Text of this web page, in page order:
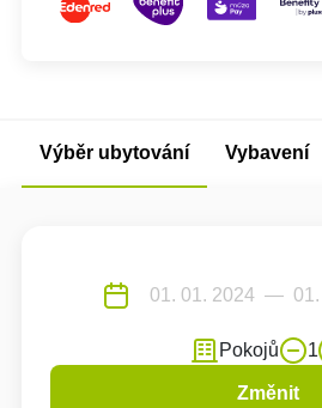
Výběr ubytování Vybavení
Pokojů 1
Změnit